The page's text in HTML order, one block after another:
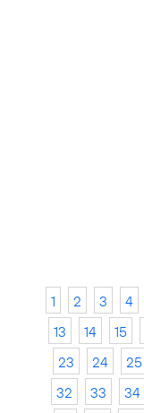
1 2 3 4
13
14 15
23
24 25
32
33 34